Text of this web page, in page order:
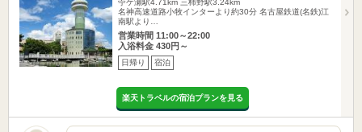
苧ケ瀬駅4.71km 三柿野駅3.24km
名神高速道路小牧インターより約30分 名古屋鉄道(名鉄)江
南駅より…
営業時間 11:00～22:00
入浴料金 430円～
日帰り 宿泊
楽天トラベルの宿泊プランを見る